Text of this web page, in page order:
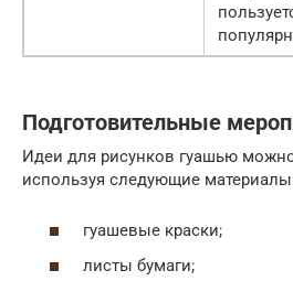
Подготовительные
Идеи для рисунков гуашью
используя следующие
гуашевые краски;
листы бумаги;